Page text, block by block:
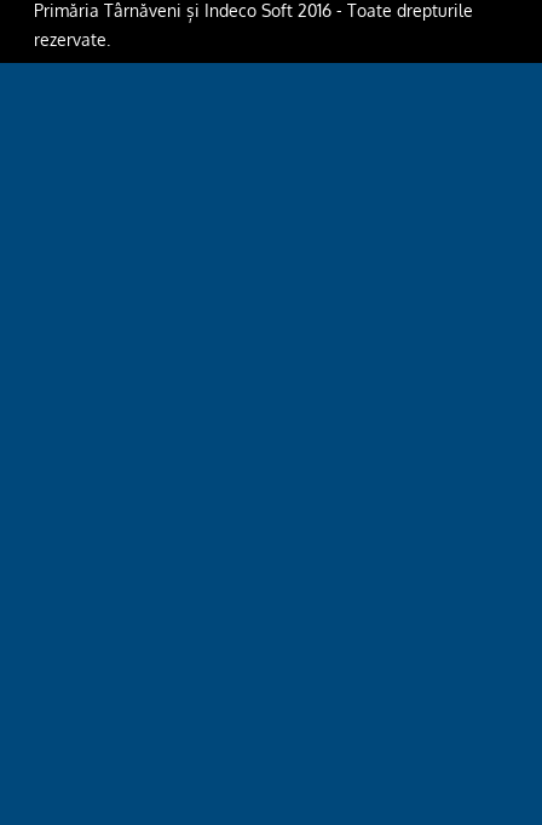
Primăria Târnăveni și Indeco Soft 2016 - Toate drepturile
rezervate.